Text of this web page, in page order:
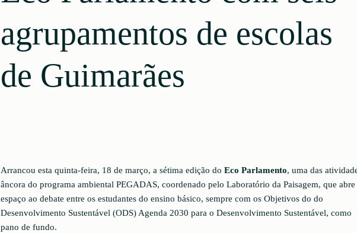
agrupamentos de escolas
de Guimarães
Arrancou esta quinta-feira, 18 de março, a sétima edição do Eco Parlamento, uma das
âncora do programa ambiental PEGADAS, coordenado pelo Laboratório da Paisagem, que abre
espaço ao debate entre os estudantes do ensino básico, sempre com os Objetivos do do
Desenvolvimento Sustentável (ODS) Agenda 2030 para o Desenvolvimento Sustentável, como
pano de fundo.